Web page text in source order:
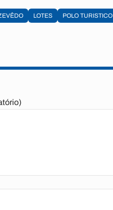
LOTES POLO TURISTICO